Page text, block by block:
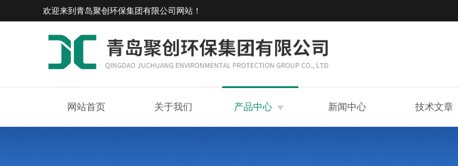
欢迎来到青岛聚创环保集团有限公司网站 ！
网站首页 关于我们 产品中心 新闻中心 技术文章